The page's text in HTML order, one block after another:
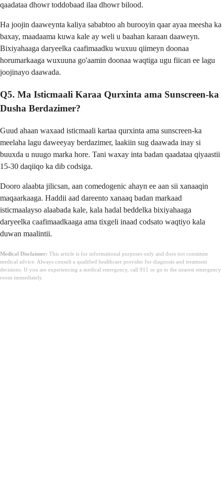
qaadataa dhowr toddobaad ilaa dhowr bilood.
Ha joojin daaweynta kaliya sababtoo ah burooyin qaar ayaa meesha ka
baxay, maadaama kuwa kale ay weli u baahan karaan daaweyn.
Bixiyahaaga daryeelka caafimaadku wuxuu qiimeyn doonaa
horumarkaaga wuxuuna go'aamin doonaa waqtiga ugu fiican ee lagu
joojinayo daawada.
Q5. Ma Isticmaali Karaa Qurxinta ama Sunscreen-ka
Dusha Berdazimer?
Guud ahaan waxaad isticmaali kartaa qurxinta ama sunscreen-ka
meelaha lagu daweeyay berdazimer, laakiin sug daawada inay si
buuxda u nuugo marka hore. Tani waxay inta badan qaadataa qiyaastii
15-30 daqiiqo ka dib codsiga.
Dooro alaabta jilicsan, aan comedogenic ahayn ee aan sii xanaaqin
maqaarkaaga. Haddii aad dareento xanaaq badan markaad
isticmaalayso alaabada kale, kala hadal beddelka bixiyahaaga
daryeelka caafimaadkaaga ama tixgeli inaad codsato waqtiyo kala
duwan maalintii.
Medical Disclaimer: This article is for informational purposes only and does not constitute
medical advice. Always consult a qualified healthcare provider for diagnosis and treatment
decisions. If you are experiencing a medical emergency, call 911 or go to the nearest emergency
room immediately.